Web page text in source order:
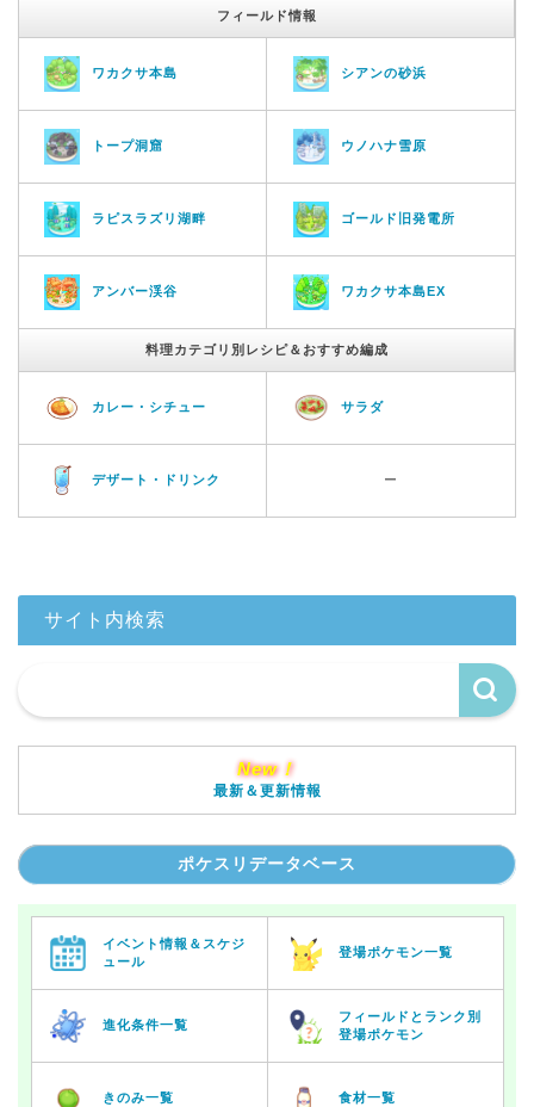
フィールド情報
ワカクサ本島 シアンの砂浜
トープ洞窟 ウノハナ雪原
ラピスラズリ湖畔 ゴールド旧発電所
アンバー渓谷 ワカクサ本島EX
料理カテゴリ別レシピ＆おすすめ編成
カレー・シチュー サラダ
デザート・ドリンク ー
サイト内検索
New！
最新＆更新情報
ポケスリデータベース
イベント情報＆スケジ
ュール
登場ポケモン一覧
進化条件一覧
フィールドとランク別
登場ポケモン
きのみ一覧 食材一覧